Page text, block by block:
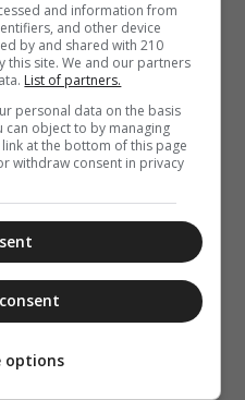
and information from
and other device
by and shared with 210
this site. We and our partners
List of partners.
personal data on the basis
can object to by managing
at the bottom of this page
withdraw consent in privacy
options